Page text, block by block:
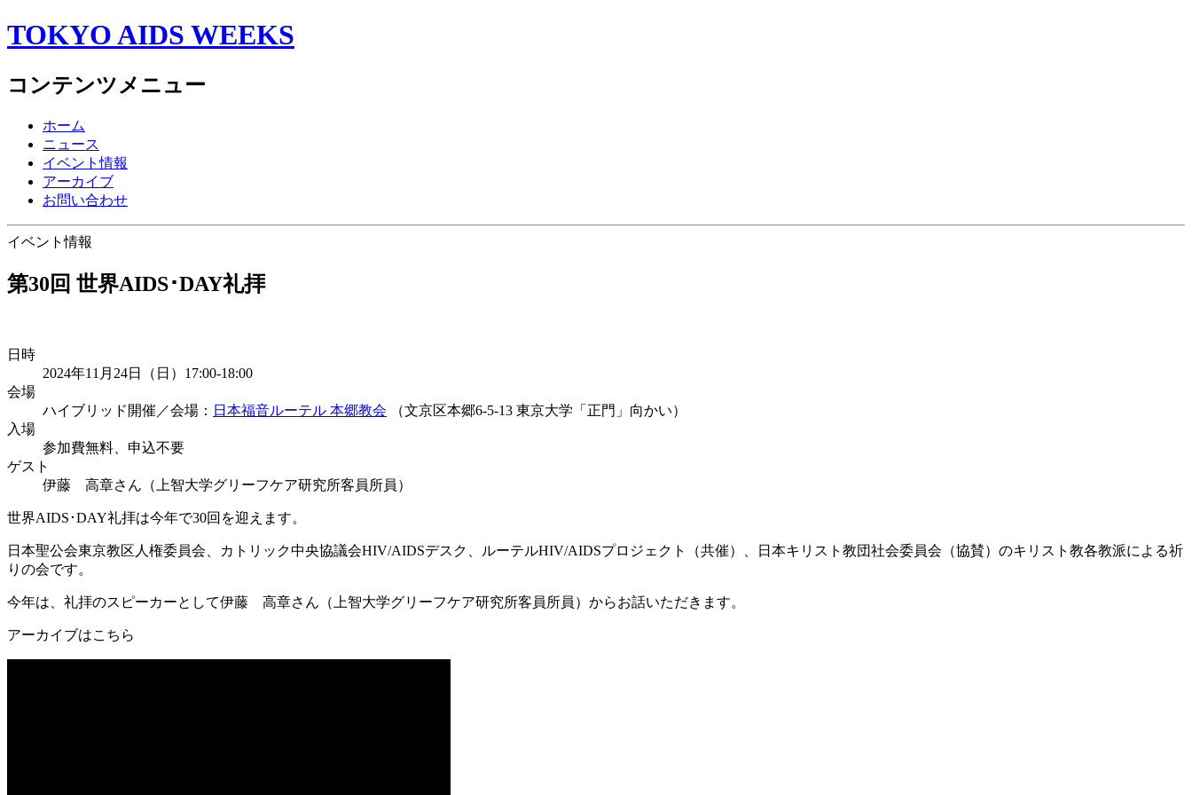
TOKYO AIDS WEEKS
コンテンツメニュー
ホーム
ニュース
イベント情報
アーカイブ
お問い合わせ
イベント情報
第30回 世界AIDS･DAY礼拝
日時
2024年11月24日（日）17:00-18:00
会場
ハイブリッド開催／会場： 日本福音ルーテル 本郷教会 （文京区本郷6-5-13 東京大学「正門」向かい）
入場
参加費無料、申込不要
ゲスト
伊藤 高章さん（上智大学グリーフケア研究所客員所員）
世界AIDS･DAY礼拝は今年で30回を迎えます。
日本聖公会東京教区人権委員会、カトリック中央協議会HIV/AIDSデスク、ルーテルHIV/AIDSプロジェクト（共催）、日本キリスト教団社会委員会（協賛）のキリスト教各教派による祈
りの会です。
今年は、礼拝のスピーカーとして伊藤 高章さん（上智大学グリーフケア研究所客員所員）からお話いただきます。
アーカイブはこちら